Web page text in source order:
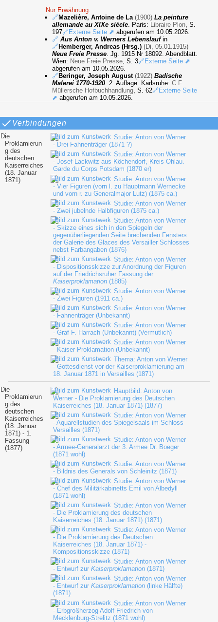
Nur Erwähnung:
🔗Mazelière, Antoine de La (1900) La peinture
allemande au XIXe siècle. Paris: Libraire Plon, S.
197🔗Externe Seite ⬈ abgerufen am 10.05.2026.
🔗 Aus Anton v. Werners Lebenslaufin
🔗Hemberger, Andreas (Hrsg.) (Di, 05.01.1915)
Neue Freie Presse. Jg. 1915 Nr 18092. Abendblatt.
Wien: Neue Freie Presse, S. 3🔗Externe Seite ⬈
abgerufen am 10.05.2026.
🔗Beringer, Joseph August (1922) Badische
Malerei 1770-1920. 2. Auflage. Karlsruhe:C.F.
Müllersche Hofbuchhandlung, S. 62🔗Externe Seite
⬈ abgerufen am 10.05.2026.
Verbindungen
Die
Proklamierun
g des
deutschen
Kaiserreiches
(18. Januar
1871)
Studie: Anton von Werner
- Drei Fahnenträger (1871 ?)
Studie: Anton von Werner
- Josef Lackwitz aus Köchendorf, Kreis Ohlau.
Garde du Corps Potsdam (1870 er)
Studie: Anton von Werner
- Vier Figuren (vorn l. zu Hauptmann Wernecke
und vorn r. zu Generalmajor Lutz) (1875 ca.)
Studie: Anton von Werner
- Zwei jubelnde Halbfiguren (1875 ca.)
Studie: Anton von Werner
- Skizze eines sich in den Spiegeln der
gegenüberliegenden Seite brechenden Fensters
der Galerie des Glaces des Versailler Schlosses
nebst Farbangaben (1876)
Studie: Anton von Werner
- Dispositionsskizze zur Anordnung der Figuren
auf der Friedrichsruher Fassung der
Kaiserproklamation (1885)
Studie: Anton von Werner
- Zwei Figuren (1911 ca.)
Studie: Anton von Werner
- Fahnenträger (Unbekannt)
Studie: Anton von Werner
- Graf F. Harrach (Unbekannt) (Vermutlich)
Studie: Anton von Werner
- Kaiser-Proklamation (Unbekannt)
Thema: Anton von Werner
- Gottesdienst vor der Kaiserproklamierung am
18. Januar 1871 in Versailles (1871)
Die
Proklamierun
g des
deutschen
Kaiserreiches
(18. Januar
1871) - 1.
Fassung
(1877)
Hauptbild: Anton von
Werner - Die Proklamierung des Deutschen
Kaiserreiches (18. Januar 1871) (1877)
Studie: Anton von Werner
- Aquarellstudien des Spiegelsaals im Schloss
Versailles (1871)
Studie: Anton von Werner
- Armee-Generalarzt der 3. Armee Dr. Boeger
(1871 wohl)
Studie: Anton von Werner
- Bildnis des Generals von Schleinitz (1871)
Studie: Anton von Werner
- Chef des Militärkabinetts Emil von Albedyll
(1871 wohl)
Studie: Anton von Werner
- Die Proklamierung des deutschen
Kaiserreiches (18. Januar 1871) (1871)
Studie: Anton von Werner
- Die Proklamierung des Deutschen
Kaiserreiches (18. Januar 1871) -
Kompositionsskizze (1871)
Studie: Anton von Werner
- Entwurf zur Kaiserproklamation (1871)
Studie: Anton von Werner
- Entwurf zur Kaiserproklamation (linke Hälfte)
(1871)
Studie: Anton von Werner
- Erbgroßherzog Adolf Friedrich von
Mecklenburg-Strelitz (1871 wohl)